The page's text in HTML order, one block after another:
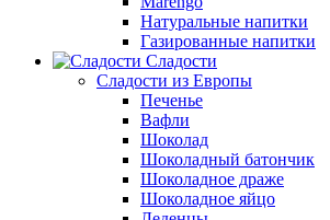
Натуральные напитки
Газированные напитки
Сладости
Сладости из Европы
Печенье
Вафли
Шоколад
Шоколадный батончик
Шоколадное драже
Шоколадное яйцо